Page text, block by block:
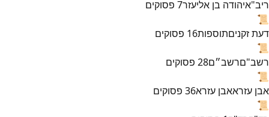
ריב"איהודה בן אליעזר7 פסוקים
📜
דעת זקניםתוספות16 פסוקים
📜
רשב"םרשב״ם28 פסוקים
📜
אבן עזראאבן עזרא36 פסוקים
📜